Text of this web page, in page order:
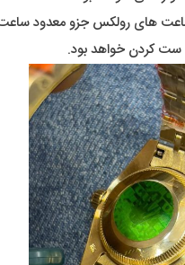
های رولکس جزو معدود ساعت
ست کردن خواهد بود.